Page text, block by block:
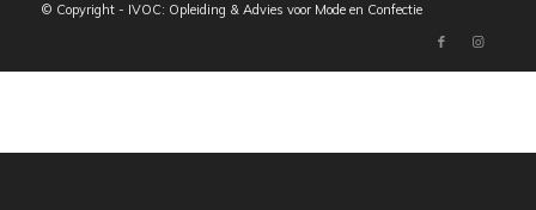
© Copyright - IVOC: Opleiding & Advies voor Mode en Confectie